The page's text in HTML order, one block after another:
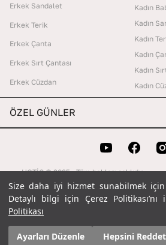
Size daha iyi hizmet sunabilmek için
Detaylı bilgi için Çerez Politikası’nı
Politikası
Ayarları Düzenle Hepsini Reddet
Size daha iyi hizmet sunabilmek için
Detaylı bilgi için Çerez Politikası’nı
Politikası
Ayarları Düzenle Hepsini Reddet
Erkek Sandalet
Erkek Terik
Erkek Çanta
Erkek Sırt Çantası
Erkek Cüzdan
Kadın
Kadın
Kadın
Kadın
Kadın
Kadın
ÖZEL GÜNLER
HOTİÇ © 2025 . Tüm hakları saklıdır.